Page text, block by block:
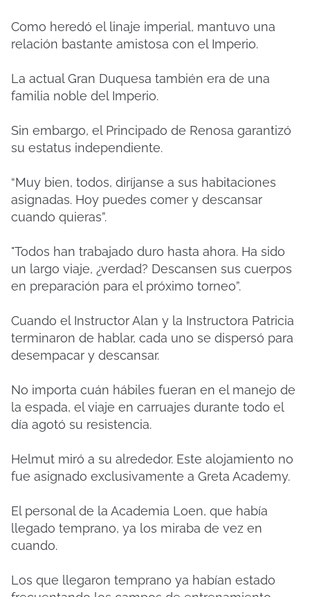
Como heredó el linaje imperial, mantuvo una
relación bastante amistosa con el Imperio.
La actual Gran Duquesa también era de una
familia noble del Imperio.
Sin embargo, el Principado de Renosa garantizó
su estatus independiente.
“Muy bien, todos, diríjanse a sus habitaciones
asignadas. Hoy puedes comer y descansar
cuando quieras”.
"Todos han trabajado duro hasta ahora. Ha sido
un largo viaje, ¿verdad? Descansen sus cuerpos
en preparación para el próximo torneo”.
Cuando el Instructor Alan y la Instructora Patricia
terminaron de hablar, cada uno se dispersó para
desempacar y descansar.
No importa cuán hábiles fueran en el manejo de
la espada, el viaje en carruajes durante todo el
día agotó su resistencia.
Helmut miró a su alrededor. Este alojamiento no
fue asignado exclusivamente a Greta Academy.
El personal de la Academia Loen, que había
llegado temprano, ya los miraba de vez en
cuando.
Los que llegaron temprano ya habían estado